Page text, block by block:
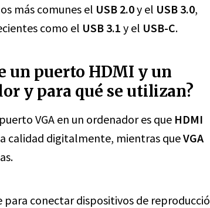
más comunes el USB 2.0y el USB 3.0,
como el USB 3.1 y el USB-C.
un puerto HDMI y un
y para qué se utilizan?
VGA en un ordenador es que HDMI
calidad digitalmente, mientras queVGA
conectar dispositivos de